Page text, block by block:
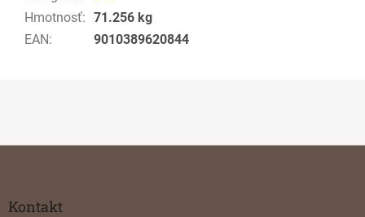
Hmotnosť: 71.256 kg
EAN: 9010389620844
Kontakt